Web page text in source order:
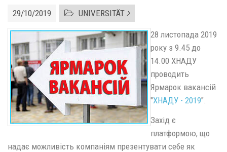
29/10/2019 UNIVERSITÄT
28 листопада 2019
року з 9.45 до
14.00 ХНАДУ
проводить
Ярмарок вакансій
"ХНАДУ - 2019".
Захід є
платформою, що
надає можливість компаніям презентувати себе як